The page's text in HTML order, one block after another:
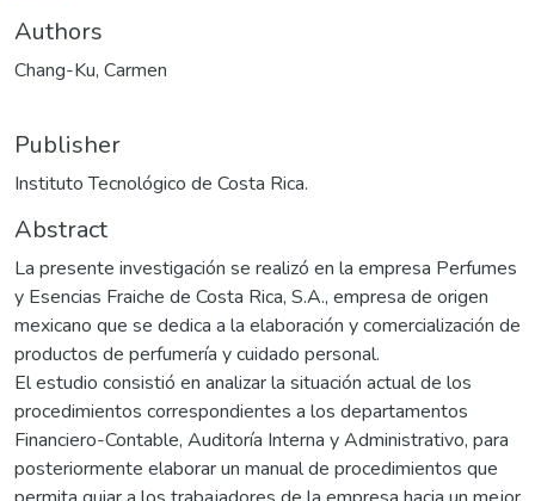
Authors
Chang-Ku, Carmen
Publisher
Instituto Tecnológico de Costa Rica.
Abstract
La presente investigación se realizó en la empresa Perfumes
y Esencias Fraiche de Costa Rica, S.A., empresa de origen
mexicano que se dedica a la elaboración y comercialización de
productos de perfumería y cuidado personal.
El estudio consistió en analizar la situación actual de los
procedimientos correspondientes a los departamentos
Financiero-Contable, Auditoría Interna y Administrativo, para
posteriormente elaborar un manual de procedimientos que